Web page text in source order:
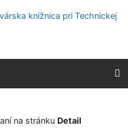
na stránku Detail